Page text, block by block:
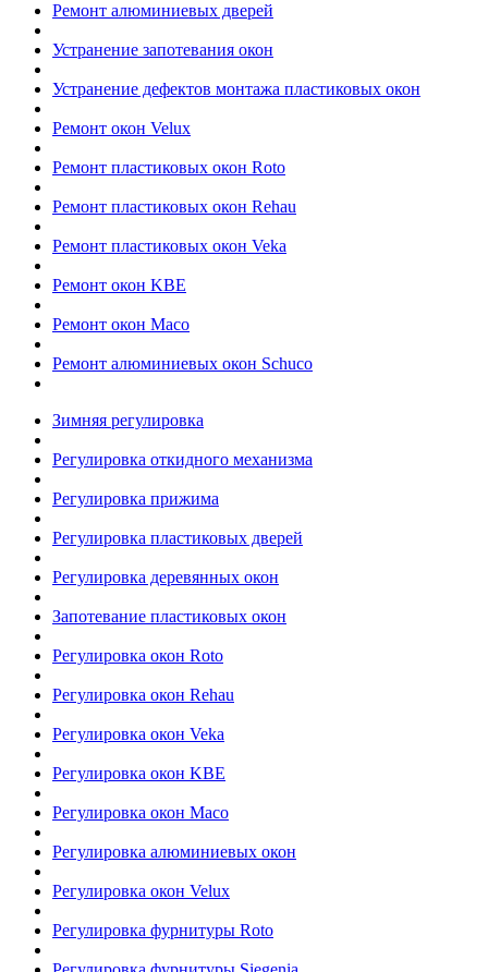
Ремонт алюминиевых дверей
Устранение запотевания окон
Устранение дефектов монтажа пластиковых окон
Ремонт окон Velux
Ремонт пластиковых окон Roto
Ремонт пластиковых окон Rehau
Ремонт пластиковых окон Veka
Ремонт окон KBE
Ремонт окон Maco
Ремонт алюминиевых окон Schuco
Зимняя регулировка
Регулировка откидного механизма
Регулировка прижима
Регулировка пластиковых дверей
Регулировка деревянных окон
Запотевание пластиковых окон
Регулировка окон Roto
Регулировка окон Rehau
Регулировка окон Veka
Регулировка окон KBE
Регулировка окон Maco
Регулировка алюминиевых окон
Регулировка окон Velux
Регулировка фурнитуры Roto